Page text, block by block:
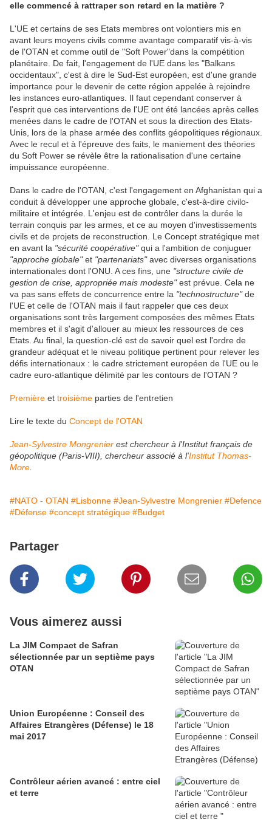
elle commencé à rattraperson retard en la matière ?
L'UE et certains de ses Etats membres ont volontiers mis en
avant leurs moyens civils comme avantage comparatif vis-à-vis
de l'OTAN et comme outil de "Soft Power"dans la compétition
planétaire. De fait, l'engagement de l'UE dans les "Balkans
occidentaux", c'est à dire le Sud-Est européen, est d'une grande
importance pour le devenir de cette région appelée à rejoindre
les instances euro-atlantiques. Il faut cependant conserver à
l'esprit que ces interventions de l'UE ont été lancées après celles
menées dans le cadre de l'OTAN et sous la direction des Etats-
Unis , lors de la phase armée des conflits géopolitiques régionaux.
Avec le recul et à l'épreuve des faits, le maniement des théories
du Soft Power se révèle être la rationalisation d'une certaine
impuissance européenne.
Dans le cadre de l'OTAN, c'est l'engagement en Afghanistan qui a
conduit à développer une approche globale, c'est-à-dire civilo-
militaire et intégrée. L'enjeu est de contrôler dans la durée le
terrain conquis par les armes, et ce au moyen d'investissements
civils et de projets de reconstruction. Le Concept stratégique met
en avant la "sécurité coopérative"qui a l'ambition de conjuguer
"approche globale"et "partenariats"avec diverses organisations
internationales dont l'ONU. A ces fins, une "structure civile de
gestion de crise, appropriée mais modeste"est prévue. Cela ne
va pas sans effets de concurrence entre la "technostructure"de
l'UE et celle de l'OTAN mais il faut rappeler que ces deux
organisations sont très largement composées des mêmes Etats
membres et il s'agit d'allouer au mieux les ressources de ces
Etats. Au final, la question-clé est de savoir quel est l'ordre de
grandeur adéquat et le niveau politique pertinent pour relever les
défis internationaux : le cadre strictement européen de l'UE ou le
cadre euro-atlantique délimité par les contours de l'OTAN ?
Première et troisième parties de l'entretien
Lire le texte du Concept de l'OTAN
Jean-Sylvestre Mongrenier est chercheur à l'Institut français de
géopolitique (Paris-VIII), chercheur associé à l'Institut Thomas-
More
#NATO - OTAN #Lisbonne #Jean-Sylvestre Mongrenier #Defence
#Défense #concept stratégique #Budget
Partager
Vous aimerez aussi
La JIM Compact de Safran
sélectionnée par un septième pays
OTAN
Union Européenne : Conseil des
Affaires Etrangères (Défense) le 18
mai 2017
Contrôleur aérien avancé : entre ciel
et terre